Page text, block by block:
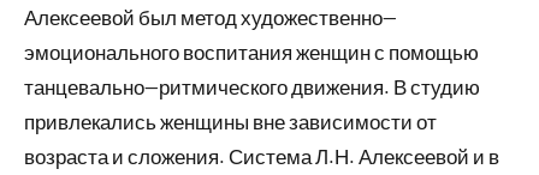
Алексеевой был метод художественно—
эмоционального воспитания женщин с помощью
танцевально—ритмического движения. В студию
привлекались женщины вне зависимости от
возраста и сложения. Система Л.Н. Алексеевой и в